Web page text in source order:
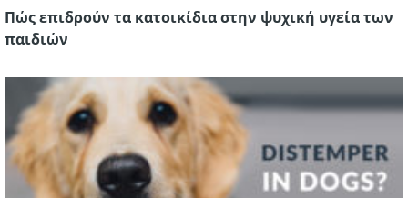
Πώς επιδρούν τα κατοικίδια στην ψυχική υγεία των
παιδιών